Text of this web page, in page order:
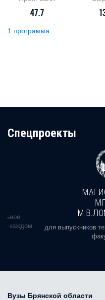
47.7
1 программа
Cпецпроекты
в каждом
для выпускников
Вузы Брянской области